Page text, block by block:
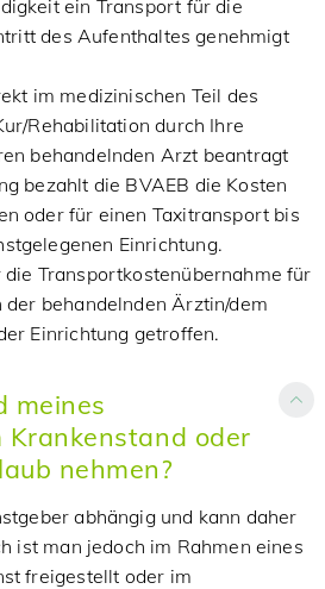
ein Transport für die
des Aufenthaltes genehmigt
im medizinischen Teil des
Rehabilitation durch Ihre
behandelnden Arzt beantragt
bezahlt die BVAEB die Kosten
oder für einen Taxitransport bis
Einrichtung.
Transportkostenübernahme für
behandelnden Ärztin/dem
Einrichtung getroffen.
meines
oder
nehmen?
abhängig und kann daher
ist man jedoch im Rahmen eines
freigestellt oder im